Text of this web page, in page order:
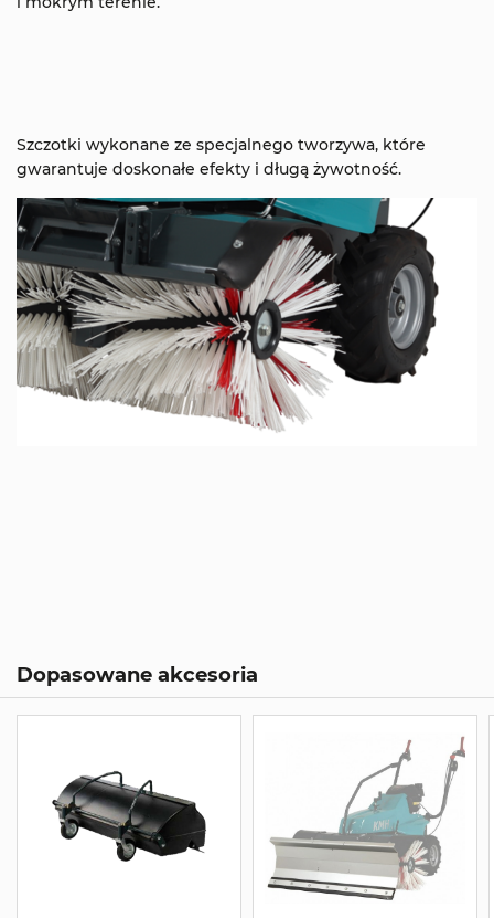
Szczotki wykonane ze specjalnego tworzywa, które
gwarantuje doskonałe efekty i długą żywotność.
Dopasowane akcesoria